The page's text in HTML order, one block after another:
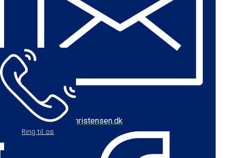
Ring til os
cbc@baychristensen.dk